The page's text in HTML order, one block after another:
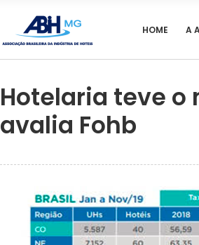
HOME A
Hotelaria teve o
avalia Fohb